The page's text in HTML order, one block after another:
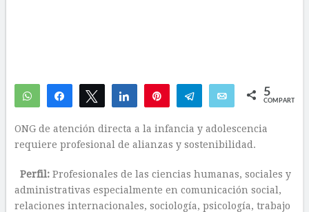
WhatsAppCompartirTwittear Compartir Telegram Email 5
COMPARTIR
ONG de atención directa a la infancia y adolescencia
requiere profesional de alianzas y sostenibilidad.
Perfil: Profesionales de las ciencias humanas, sociales y
administrativas especialmente en comunicación social,
relaciones internacionales, sociología, psicología, trabajo